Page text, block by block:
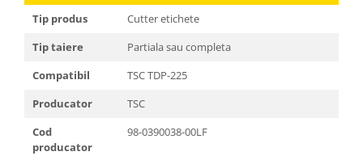
Tip produs
Cutter etichete
Tip taiere
Partiala sau completa
Compatibil
TSC TDP-225
Producator
TSC
Cod
producator
98-0390038-00LF